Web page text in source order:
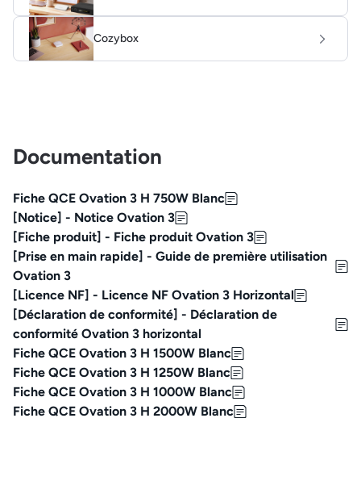
Cozybox
Documentation
Fiche QCE Ovation 3 H 750W Blanc
[Notice] - Notice Ovation 3
[Fiche produit] - Fiche produit Ovation 3
[Prise en main rapide] - Guide de première utilisation
Ovation 3
[Licence NF] - Licence NF Ovation 3 Horizontal
[Déclaration de conformité] - Déclaration de
conformité Ovation 3 horizontal
Fiche QCE Ovation 3 H 1500W Blanc
Fiche QCE Ovation 3 H 1250W Blanc
Fiche QCE Ovation 3 H 1000W Blanc
Fiche QCE Ovation 3 H 2000W Blanc